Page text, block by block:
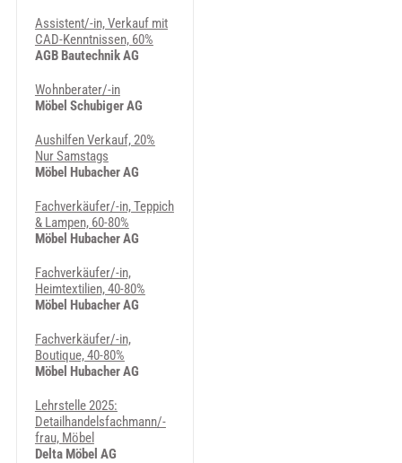
Assistent/-in, Verkauf mit
CAD-Kenntnissen, 60%
AGB Bautechnik AG
Wohnberater/-in
Möbel Schubiger AG
Aushilfen Verkauf, 20%
Nur Samstags
Möbel Hubacher AG
Fachverkäufer/-in, Teppich
& Lampen, 60-80%
Möbel Hubacher AG
Fachverkäufer/-in,
Heimtextilien, 40-80%
Möbel Hubacher AG
Fachverkäufer/-in,
Boutique, 40-80%
Möbel Hubacher AG
Lehrstelle 2025:
Detailhandelsfachmann/-
frau, Möbel
Delta Möbel AG